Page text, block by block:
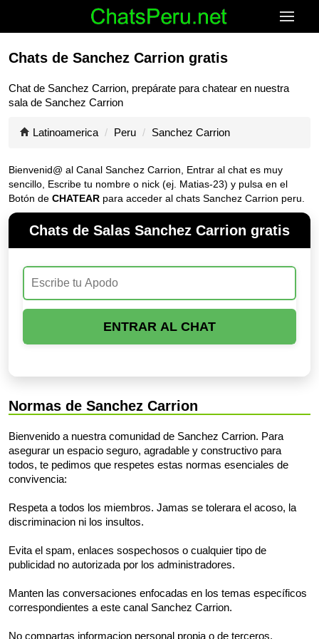
Chats de Sanchez Carrion gratis
Chat de Sanchez Carrion, prepárate para chatear en nuestra
sala de Sanchez Carrion
Latinoamerica Peru Sanchez Carrion
Bienvenid@ al Canal Sanchez Carrion , Entrar al chat es muy
sencillo, Escribe tu nombre o nick (ej. Matias-23) y pulsa en el
Botón de CHATEAR para acceder al chats Sanchez Carrion peru.
Chats de Salas Sanchez Carrion gratis
ENTRAR AL CHAT
Normas de Sanchez Carrion
Bienvenido a nuestra comunidad de Sanchez Carrion. Para
asegurar un espacio seguro, agradable y constructivo para
todos, te pedimos que respetes estas normas esenciales de
convivencia:
Respeta a todos los miembros. Jamas se tolerara el acoso, la
discriminacion ni los insultos.
Evita el spam, enlaces sospechosos o cualquier tipo de
publicidad no autorizada por los administradores.
Manten las conversaciones enfocadas en los temas específicos
correspondientes a este canal Sanchez Carrion.
No compartas informacion personal propia o de terceros.